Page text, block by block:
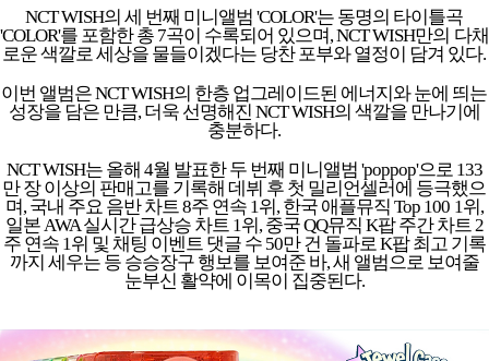
NCT WISH의 세 번째 미니앨범 'COLOR'는 동명의 타이틀곡
'COLOR'를 포함한 총 7곡이 수록되어 있으며, NCT WISH만의 다채
로운 색깔로 세상을 물들이겠다는 당찬 포부와 열정이 담겨 있다.
이번 앨범은 NCT WISH의 한층 업그레이드된 에너지와 눈에 띄는
성장을 담은 만큼, 더욱 선명해진 NCT WISH의 색깔을 만나기에
충분하다.
NCT WISH는 올해 4월 발표한 두 번째 미니앨범 'poppop'으로 133
만 장 이상의 판매고를 기록해 데뷔 후 첫 밀리언셀러에 등극했으
며, 국내 주요 음반 차트 8주 연속 1위, 한국 애플뮤직 Top 100 1위,
일본 AWA 실시간 급상승 차트 1위, 중국 QQ뮤직 K팝 주간 차트 2
주 연속 1위 및 채팅 이벤트 댓글 수 50만 건 돌파로 K팝 최고 기록
까지 세우는 등 승승장구 행보를 보여준 바, 새 앨범으로 보여줄
눈부신 활약에 이목이 집중된다.